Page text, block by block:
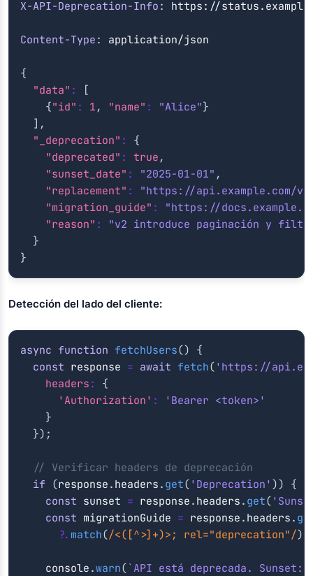
X-API-Deprecation-Info : https://
Content-Type : application/json
{
"data" :
[
{"id" : 1 , "name" : "Alice"}
] ,
"_deprecation" :
{
"deprecated" : true ,
"sunset_date" : "2025-01-01" ,
"replacement" :
"https://api.example.com/
"migration_guide" :
"https://
"reason" :
"v2 introduce paginación y
}
}
Detección del lado del cliente:
async function fetchUsers() {
const response = await fetch( 'https://
headers :
{
'Authorization' :
'Bearer <token>'
}
}) ;
// Verificar headers de deprecación
if (response . headers . get( 'Deprecation' )) {
const sunset = response . headers . get(
const migrationGuide = response . headers .
?. match(/<([^>]+)>; rel="deprecation" /)
    console
.warn( ` API está deprecada. Sunset: